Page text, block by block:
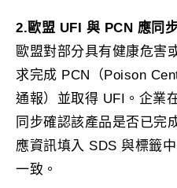
2.歐盟 UFI 與 PCN 應同
歐盟對部分具有健康危害
求完成 PCN（Poison
通報）並取得 UFI。企業
同步確認該產品是否已完
應資訊填入 SDS 與標籤
一致。